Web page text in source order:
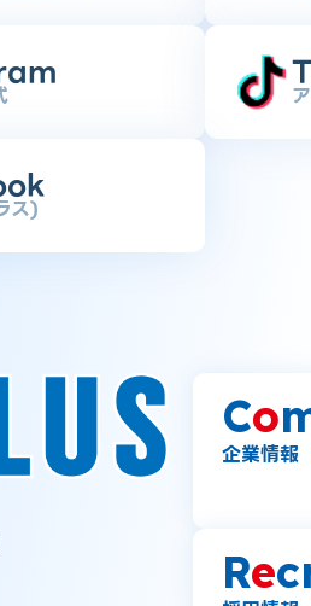
ス)
Co
企業情報
Re